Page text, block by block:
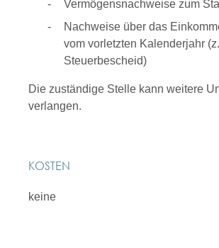
Vermögensnachweise zum
Nachweise über das
vom vorletzten Kalenderjahr
Steuerbescheid)
Die zuständige Stelle kann weitere
verlangen.
KOSTEN
keine